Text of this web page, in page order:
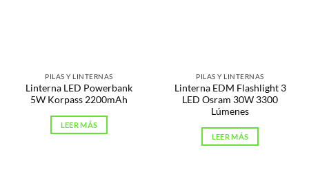
PILAS Y LINTERNAS
Linterna LED Powerbank
5W Korpass 2200mAh
LEER MÁS
PILAS Y LINTERNAS
Linterna EDM Flashlight 3
LED Osram 30W 3300
Lúmenes
LEER MÁS